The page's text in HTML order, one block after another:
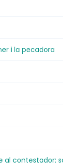
i la pecadora
al contestador: